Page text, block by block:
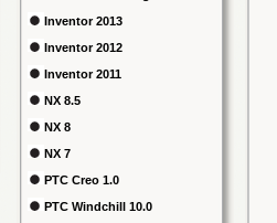
Inventor 2013
Inventor 2012
Inventor 2011
NX 8.5
NX 8
NX 7
PTC Creo 1.0
PTC Windchill 10.0